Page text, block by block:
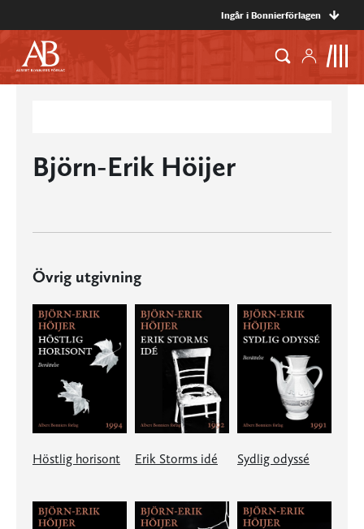
Ingår i Bonnierförlagen
Björn-Erik Höijer
Övrig utgivning
Höstlig horisont Erik Storms idé Sydlig odyssé